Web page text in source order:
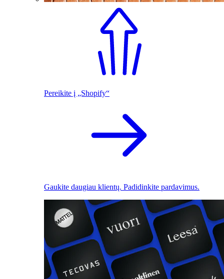
Pereikite į „Shopify“
Gaukite daugiau klientų. Padidinkite pardavimus.